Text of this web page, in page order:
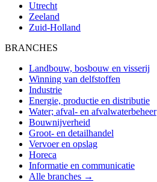
Utrecht
Zeeland
Zuid-Holland
BRANCHES
Landbouw, bosbouw en visserij
Winning van delfstoffen
Industrie
Energie, productie en distributie
Water; afval- en afvalwaterbeheer
Bouwnijverheid
Groot- en detailhandel
Vervoer en opslag
Horeca
Informatie en communicatie
Alle branches →